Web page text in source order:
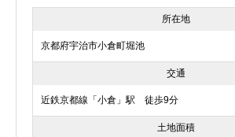
所在地
京都府宇治市小倉町堀池
交通
近鉄京都線「小倉」駅 徒歩9分
土地面積